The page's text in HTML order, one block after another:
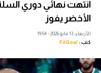
ميركاتو
فانتازي في الجول
مسابقة التوقعات
الأخضر يفوز
الأربعاء، 13 مايو 2026 - 19:54
كتب : FilGoal